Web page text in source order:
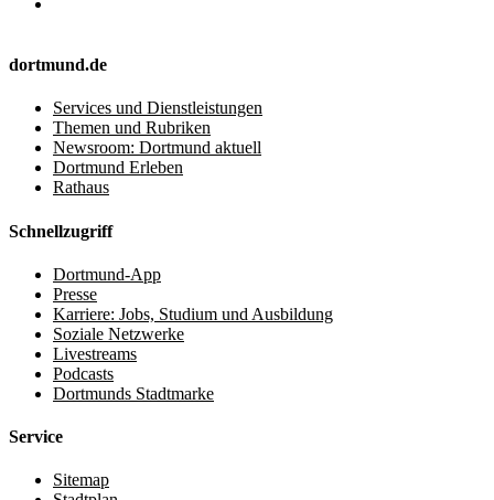
dortmund.de
Services und Dienstleistungen
Themen und Rubriken
Newsroom: Dortmund aktuell
Dortmund Erleben
Rathaus
Schnellzugriff
Dortmund-App
Presse
Karriere: Jobs, Studium und Ausbildung
Soziale Netzwerke
Livestreams
Podcasts
Dortmunds Stadtmarke
Service
Sitemap